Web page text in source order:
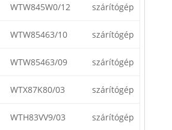
WTW845W0/12 szárítógép
WTW85463/10 szárítógép
WTW85463/09 szárítógép
WTX87K80/03 szárítógép
WTH83VV9/03 szárítógép